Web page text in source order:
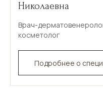
Николаевна
Врач-
косметолог
Подробнее о